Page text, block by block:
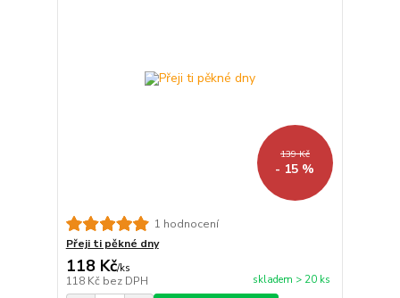
139 Kč
- 15 %
1 hodnocení
Přeji ti pěkné dny
118 Kč/ks
118 Kč bez DPH skladem > 20 ks